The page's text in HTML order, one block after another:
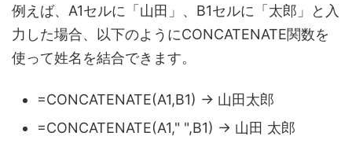
例えば、A1セルに「山田」、B1セルに「太郎」と入
力した場合、以下のようにCONCATENATE関数を
使って姓名を結合できます。
=CONCATENATE(A1,B1) → 山田太郎
=CONCATENATE(A1," ",B1) → 山田 太郎